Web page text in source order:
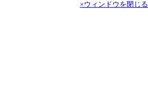
×ウィンドウを閉じる